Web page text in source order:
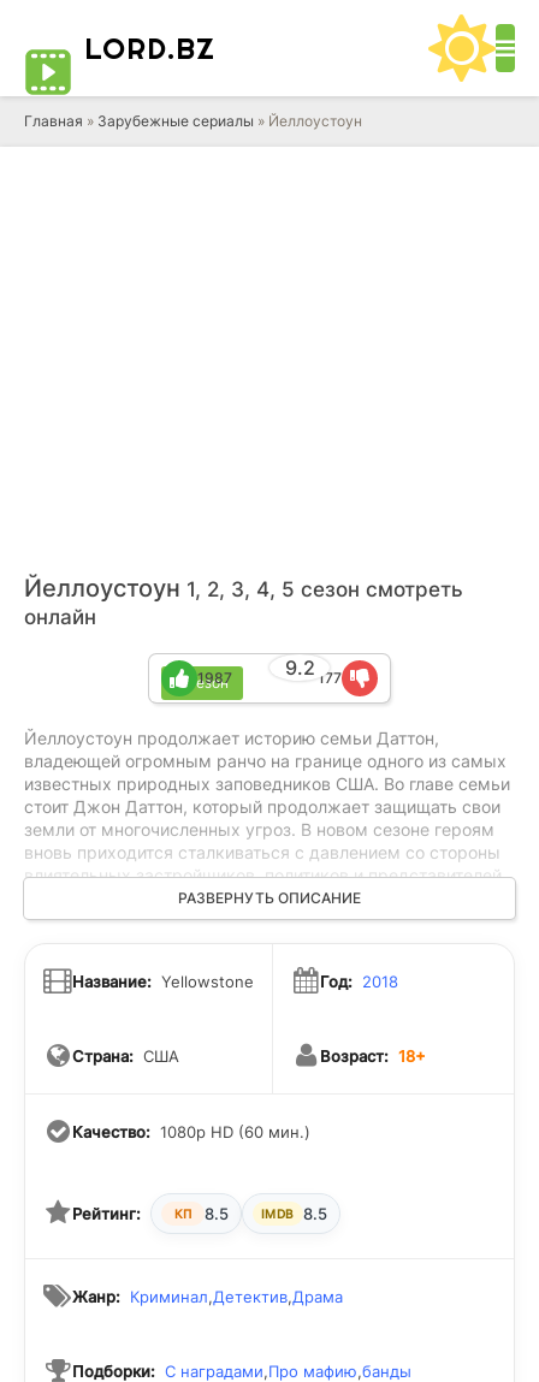
LORD.BZ
Главная » Зарубежные сериалы » Йеллоустоун
Йеллоустоун 1, 2, 3, 4, 5 сезон смотреть
онлайн
5 сезон
9.2
1987 177
Йеллоустоун продолжает историю семьи Даттон,
владеющей огромным ранчо на границе одного из самых
известных природных заповедников США. Во главе семьи
стоит Джон Даттон, который продолжает защищать свои
земли от многочисленных угроз. В новом сезоне героям
вновь приходится сталкиваться с давлением со стороны
влиятельных застройщиков, политиков и представителей
соседней индейской резервации, претендующих на
территорию ранчо. На фоне борьбы за власть, землю и
цена сохранения привычного мира для Даттонов — всё
выше.
РАЗВЕРНУТЬ ОПИСАНИЕ
Название: Yellowstone
Страна: США
Год: 2018
Возраст: 18+
Качество: 1080p HD (60 мин.)
Рейтинг: КП 8.5 IMDB 8.5
Жанр: Криминал,Детектив,Драма
Подборки: С наградами,Про мафию,банды